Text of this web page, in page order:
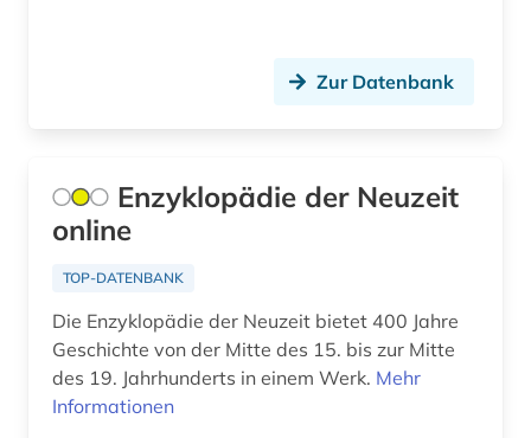
christiania (1)
christliche literatur (4)
christliche mission (1)
Zur Datenbank
Enzyklopädie der Neuzeit
online
TOP-DATENBANK
Die Enzyklopädie der Neuzeit bietet 400 Jahre
Geschichte von der Mitte des 15. bis zur Mitte
des 19. Jahrhunderts in einem Werk. Mehr
Informationen